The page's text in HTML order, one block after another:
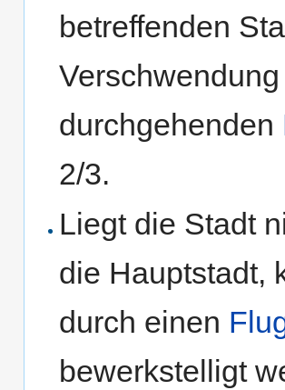
betreffenden
durchgehenden
2/3.
Liegt die Stadt
die Hauptstadt,
durch einen
bewerkstelligt